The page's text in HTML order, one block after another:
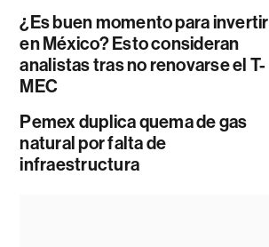
¿Es buen momento para invertir
en México? Esto consideran
analistas tras no renovarse el T-
MEC
Pemex duplica quema de gas
natural por falta de
infraestructura